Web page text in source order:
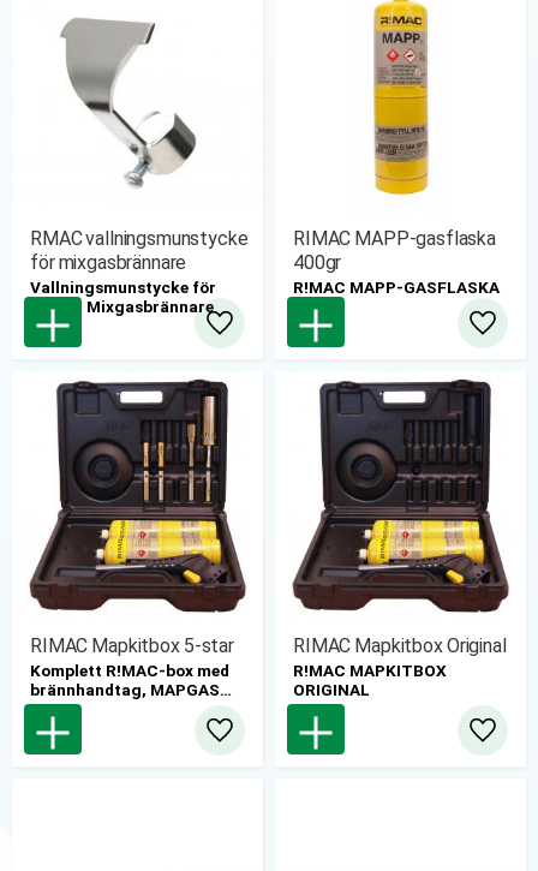
RMAC vallningsmunstycke
för mixgasbrännare
Vallningsmunstycke för
RIMAC Mixgasbrännare
Lägg till i favoriter
RIMAC MAPP-gasflaska
400gr
R!MAC MAPP-GASFLASKA
400GR
Lägg
RIMAC Mapkitbox 5-star
Komplett R!MAC-box med
brännhandtag, MAPGAS
och 5 olika munstycken.
Lägg till i favoriter
RIMAC Mapkitbox Original
R!MAC MAPKITBOX
ORIGINAL
Lägg